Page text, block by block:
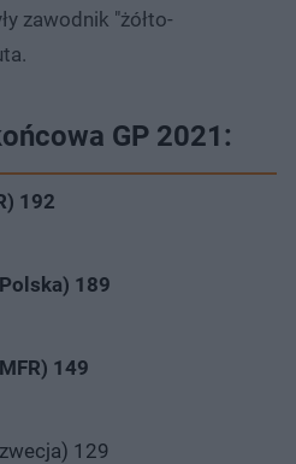
zawodnik "żółto-
GP 2021:
192
189
149
129